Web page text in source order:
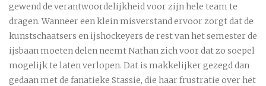
gewend de verantwoordelijkheid voor zijn hele team te
dragen. Wanneer een klein misverstand ervoor zorgt dat de
kunstschaatsers en ijshockeyers de rest van het semester de
ijsbaan moeten delen neemt Nathan zich voor dat zo soepel
mogelijk te laten verlopen. Dat is makkelijker gezegd dan
gedaan met de fanatieke Stassie, die haar frustratie over het